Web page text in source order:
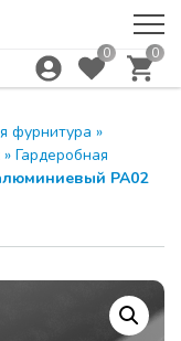
0 0
фурнитура »
» Гардеробная
PA02